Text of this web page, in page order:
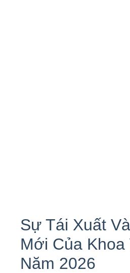
Sự Tái Xuất
Mới Của
Năm 2026